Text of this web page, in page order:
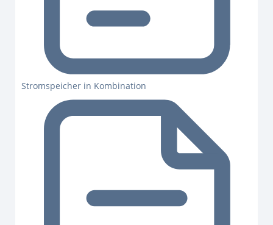
Stromspeicher in Kombination